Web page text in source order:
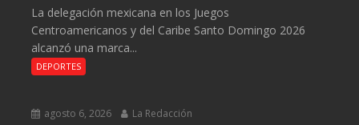
La delegación mexicana en los Juegos
Centroamericanos y del Caribe Santo Domingo 2026
alcanzó una marca...
DEPORTES
agosto 6, 2026 La Redacción